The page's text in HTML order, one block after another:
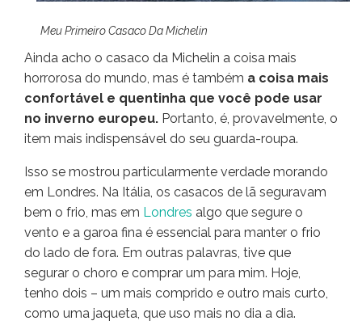
Meu Primeiro Casaco Da Michelin
Ainda acho o casaco da Michelin a coisa mais
horrorosa do mundo, mas é também a coisa mais
confortável e quentinha que você pode usar
no inverno europeu. Portanto, é, provavelmente, o
item mais indispensável do seu guarda-roupa.
Isso se mostrou particularmente verdade morando
em Londres. Na Itália, os casacos de lã seguravam
bem o frio, mas em Londres algo que segure o
vento e a garoa fina é essencial para manter o frio
do lado de fora. Em outras palavras, tive que
segurar o choro e comprar um para mim. Hoje,
tenho dois – um mais comprido e outro mais curto,
como uma jaqueta, que uso mais no dia a dia.